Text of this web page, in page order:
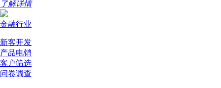
了解详情
金融行业
新客开发
产品电销
客户筛选
问卷调查